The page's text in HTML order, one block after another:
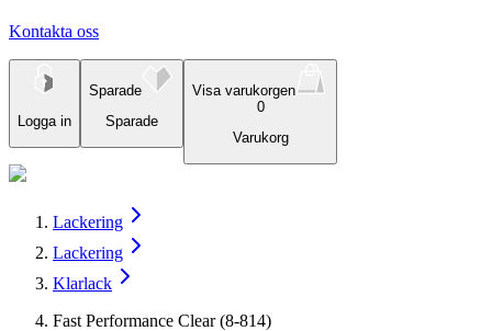
Kontakta oss
Logga in
Sparade
Sparade
Visa varukorgen
0
Varukorg
Lackering
Lackering
Klarlack
Fast Performance Clear (8-814)